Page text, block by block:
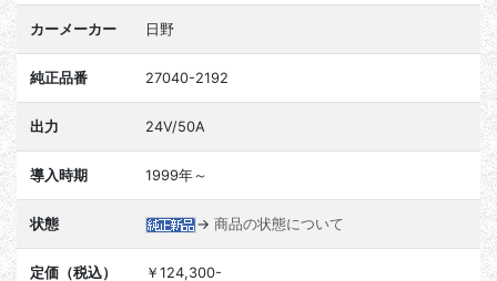
カーメーカー 日野
純正品番 27040-2192
出力 24V/50A
導入時期 1999年～
状態 → 商品の状態について
定価（税込） ￥124,300-